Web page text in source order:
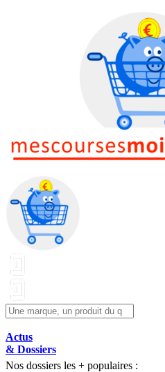
Actus
& Dossiers
Nos dossiers les + populaires :